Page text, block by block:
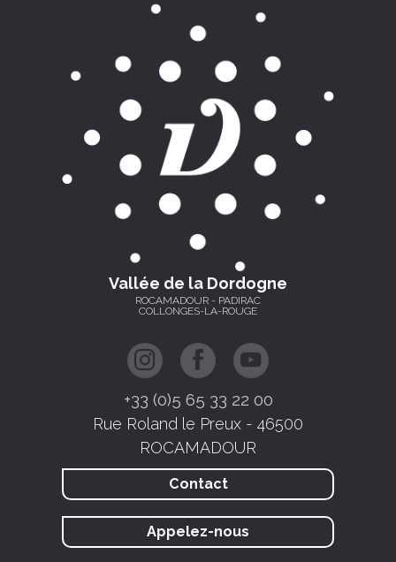
Vallée de la Dordogne
ROCAMADOUR - PADIRAC
COLLONGES-LA-ROUGE
+33 (0)5 65 33 22 00
Rue Roland le Preux - 46500
ROCAMADOUR
Contact
Appelez-nous